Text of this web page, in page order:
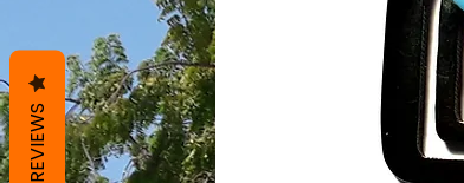
REVIEWS